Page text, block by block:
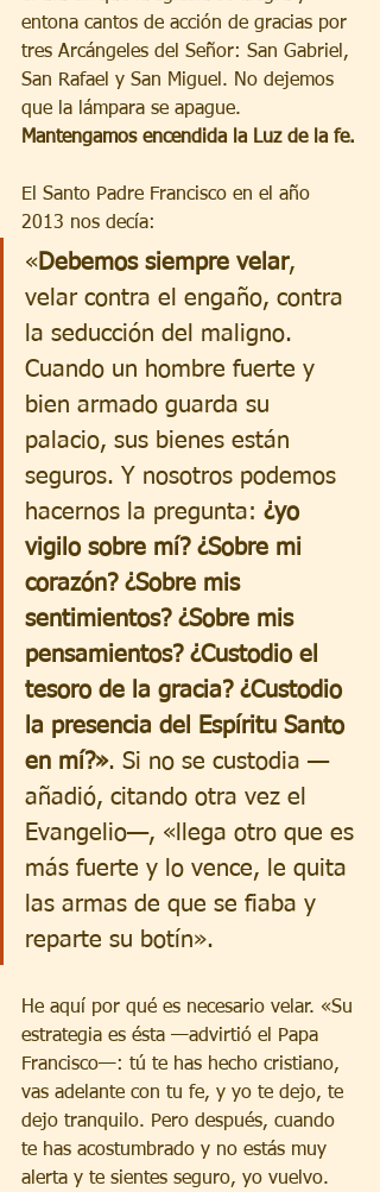
entona cantos de acción de gracias por
tres Arcángeles del Señor: San Gabriel,
San Rafael y San Miguel. No dejemos
que la lámpara se apague.
Mantengamos encendida la Luz de la fe.
El Santo Padre Francisco en el año
2013 nos decía:
« Debemos siempre velar,
velar contra el engaño, contra
la seducción del maligno.
Cuando un hombre fuerte y
bien armado guarda su
palacio, sus bienes están
seguros. Y nosotros podemos
hacernos la pregunta: ¿yo
vigilo sobre mí? ¿Sobre mi
corazón? ¿Sobre mis
sentimientos? ¿Sobre mis
pensamientos? ¿Custodio el
tesoro de la gracia? ¿Custodio
la presencia del Espíritu Santo
en mí?». Si no se custodia —
añadió, citando otra vez el
Evangelio—, «llega otro que es
más fuerte y lo vence, le quita
las armas de que se fiaba y
reparte su botín».
He aquí por qué es necesario velar. «Su
estrategia es ésta —advirtió el Papa
Francisco—: tú te has hecho cristiano,
vas adelante con tu fe, y yo te dejo, te
dejo tranquilo. Pero después, cuando
te has acostumbrado y no estás muy
alerta y te sientes seguro, yo vuelvo.